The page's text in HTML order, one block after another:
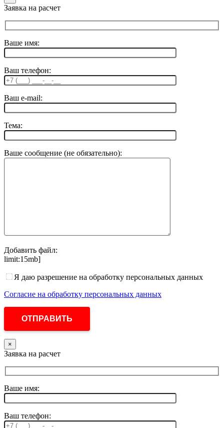
Заявка на расчет
Ваше имя:
Ваш телефон:
Ваш e-mail:
Тема:
Ваше сообщение (не обязательно):
Добавить файл:
limit:15mb]
Я даю разрешение на обработку персональных данных
Согласие на обработку персональных данных
×
Заявка на расчет
Ваше имя:
Ваш телефон: